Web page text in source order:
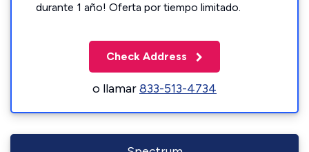
durante 1 año! Oferta por tiempo limitado.
Check Address
o llamar833-513-4734